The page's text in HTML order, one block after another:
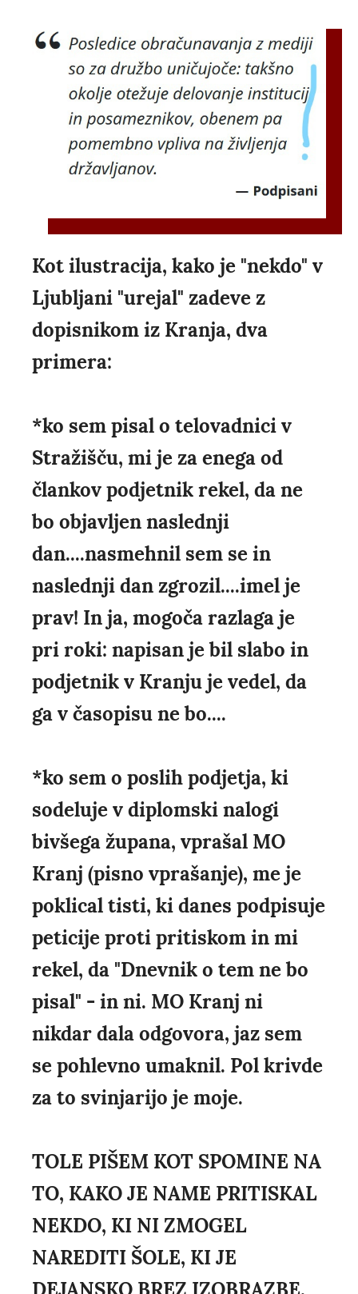
Kot ilustracija, kako je "nekdo" v
Ljubljani "urejal" zadeve z
dopisnikom iz Kranja, dva
primera:
*ko sem pisal o telovadnici v
Stražišču, mi je za enega od
člankov podjetnik rekel, da ne
bo objavljen naslednji
dan....nasmehnil sem se in
naslednji dan zgrozil....imel je
prav! In ja, mogoča razlaga je
pri roki: napisan je bil slabo in
podjetnik v Kranju je vedel, da
ga v časopisu ne bo....
*ko sem o poslih podjetja, ki
sodeluje v diplomski nalogi
bivšega župana, vprašal MO
Kranj (pisno vprašanje), me je
poklical tisti, ki danes podpisuje
peticije proti pritiskom in mi
rekel, da "Dnevnik o tem ne bo
pisal" - in ni. MO Kranj ni
nikdar dala odgovora, jaz sem
se pohlevno umaknil. Pol krivde
za to svinjarijo je moje.
TOLE PIŠEM KOT SPOMINE NA
TO, KAKO JE NAME PRITISKAL
NEKDO, KI NI ZMOGEL
NAREDITI ŠOLE, KI JE